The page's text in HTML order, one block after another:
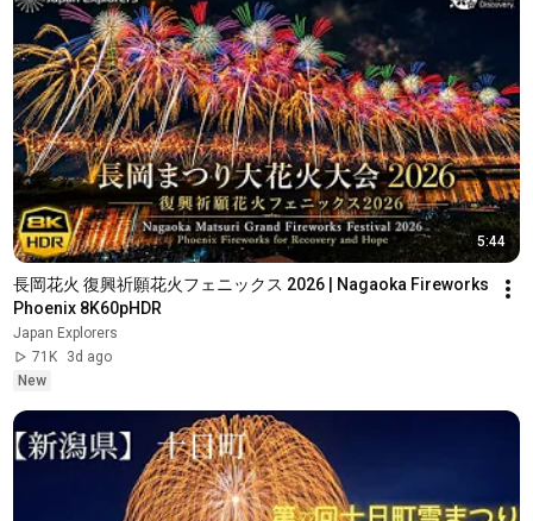
5:44
長岡花火 復興祈願花火フェニックス 2026 | Nagaoka Fireworks
Phoenix 8K60pHDR
Japan Explorers
71K
3d ago
New